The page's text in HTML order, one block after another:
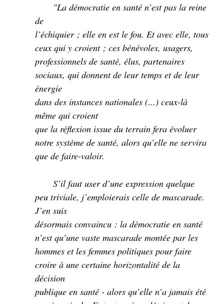
"La démocratie en santé n’est pas la reine
de
l’échiquier ; elle en est le fou. Et avec elle, tous
ceux qui y croient ; ces bénévoles, usagers,
professionnels de santé, élus, partenaires
sociaux, qui donnent de leur temps et de leur
énergie
dans des instances nationales (...) ceux-là
même qui croient
que la réflexion issue du terrain fera évoluer
notre système de santé, alors qu’elle ne servira
que de faire-valoir.
S’il faut user d’une expression quelque
peu triviale, j’emploierais celle de mascarade.
J’en suis
désormais convaincu : la démocratie en santé
n’est qu’une vaste mascarade montée par les
hommes et les femmes politiques pour faire
croire à une certaine horizontalité de la
décision
publique en santé - alors qu’elle n’a jamais été